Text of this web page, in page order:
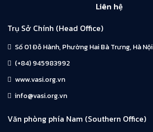
Liên hệ
Trụ Sở Chính (Head Office)
Số 01 Đỗ Hành, Phường Hai Bà Trưng, Hà Nội
(+84) 945983992
www.vasi.org.vn
info@vasi.org.vn
Văn phòng phía Nam (Southern Office)